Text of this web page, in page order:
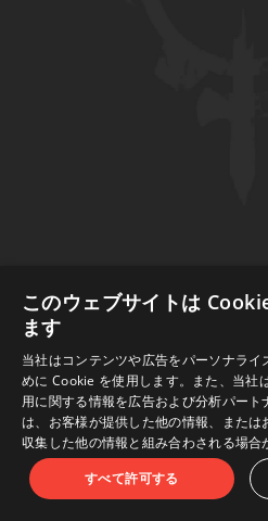
このウェブサイトは
ます
当社はコンテンツや広告をパーソナラ
めに Cookie を使用します。また、当社
用に関する情報を広告および分析パー
は、お客様が提供した他の情報、また
収集した他の情報と組み合わされる場合
すべて許可する